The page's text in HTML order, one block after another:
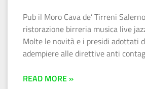
Pub il Moro Cava de’ Tirreni
ristorazione birreria musica live
Molte le novità e i presidi adottati
adempiere alle direttive anti
READ MORE »